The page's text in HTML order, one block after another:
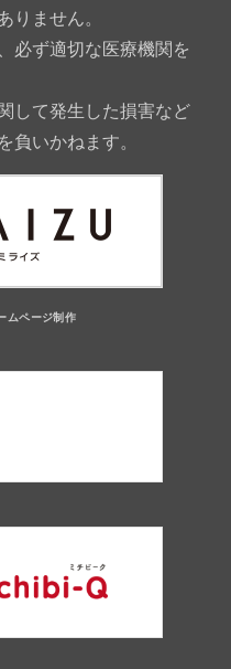
りません。
必ず適切な医療機関を
して発生した損害など
負いかねます。
ムページ制作